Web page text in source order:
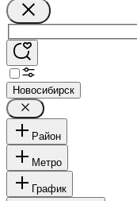
Новосибирск
Район
Метро
График